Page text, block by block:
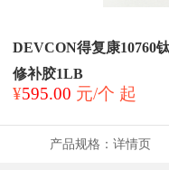
DEVCON得复康10760
修补胶1LB
¥595.00 元/个 起
产品规格： 详情页